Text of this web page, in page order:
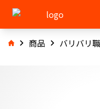
商品 バリバリ